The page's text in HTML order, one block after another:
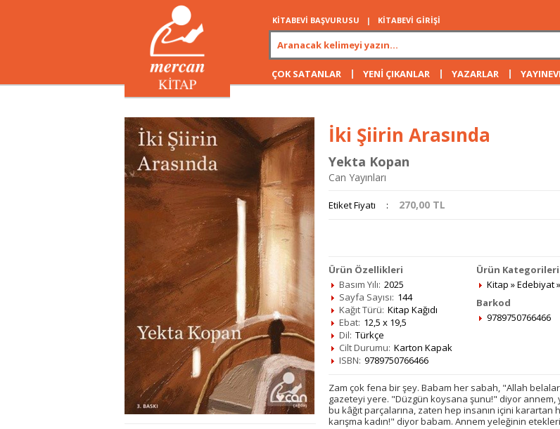
KİTABEVİ BAŞVURUSU | KİTABEVİ GİRİŞİ
ÇOK SATANLAR | YENİ ÇIKANLAR | YAZARLAR |
İki Şiirin Arasında
Yekta Kopan
Can Yayınları
Etiket Fiyatı : 270,00 TL
Ürün Özellikleri
Basım Yılı: 2025
Sayfa Sayısı: 144
Kağıt Türü: Kitap Kağıdı
Ebat: 12,5 x 19,5
Dil: Türkçe
Cilt Durumu: Karton Kapak
ISBN: 9789750766466
Ürün Kategorileri
Kitap »Edebiyat»
Barkod
9789750766466
Zam çok fena bir şey. Babam her sabah, "Allah
gazeteyi yere. "Düzgün koysana şunu!" diyor annem,
bu kâğıt parçalarına, zaten hep insanın içini
karışma kadın!" diyor babam. Annem yeleğinin